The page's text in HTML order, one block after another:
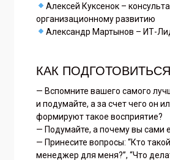
Алексей Куксенок –
организационному развитию
Александр Мартынов – ИТ-
КАК
— Вспомните вашего самого
и подумайте, а за счет чего он
формируют такое восприятие?
— Подумайте, а почему вы сами
— Принесите вопросы: “Кто
менеджер для меня?”, “Что